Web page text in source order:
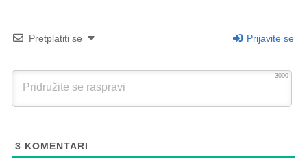
Pretplatiti se Prijavite se
3000
3 KOMENTARI